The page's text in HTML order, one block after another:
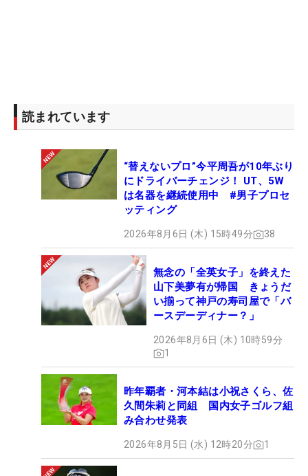
読まれています
“替えないプロ”今平周吾が10年ぶり
にドライバーチェンジ！ UT、5W
は名器を継続使用中 #男子プロセ
ッティング
2026年8月6日 (木) 15時49分 38
無念の「全英女子」を終えた
山下美夢有が帰国 きょうだ
い揃って神戸の寿司屋で「バ
ースデーディナー？」
2026年8月6日 (木) 10時59分
1
昨年覇者・河本結は小祝さくら、佐
久間朱莉と同組 国内女子ゴルフ組
み合わせ発表
2026年8月5日 (水) 12時20分 1